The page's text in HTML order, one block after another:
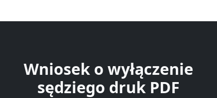
Wniosek o wyłączenie
sędziego druk PDF